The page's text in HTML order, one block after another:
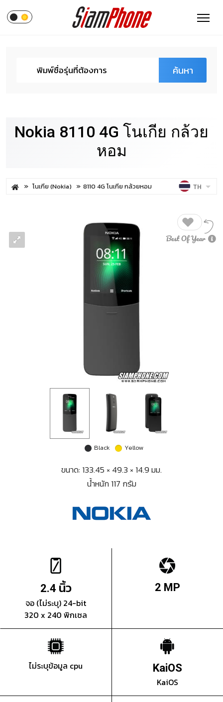
ค้นหา
Nokia 8110 4G โนเกีย กล้วย
หอม
โนเกีย (Nokia) 8110 4G โนเกีย กล้วยหอม TH
Black Yellow
ขนาด: 133.45 × 49.3 × 14.9 มม.
น้ำหนัก 117 กรัม
2.4 นิ้ว
จอ (ไม่ระบุ) 24-bit
320 x 240 พิกเซล
2 MP
ไม่ระบุข้อมูล cpu KaiOS
KaiOS